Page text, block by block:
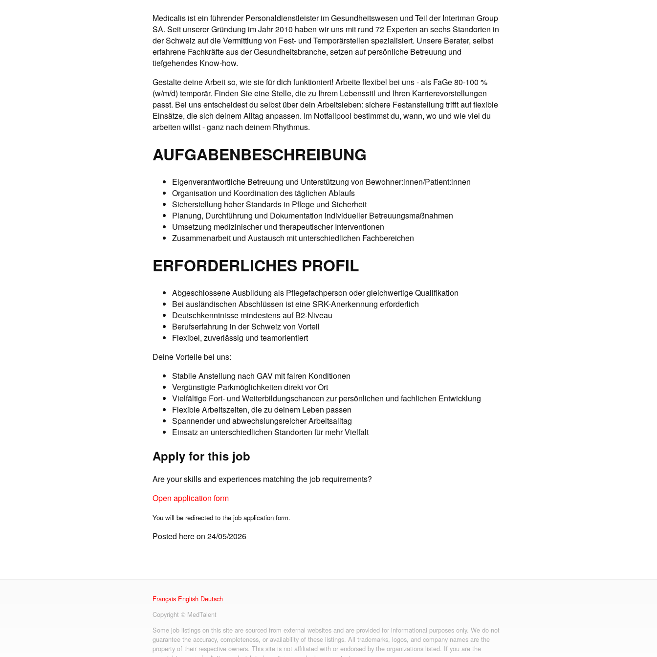
Medicalis ist ein führender Personaldienstleister im Gesundheitswesen und Teil der Interiman Group
SA. Seit unserer Gründung im Jahr 2010 haben wir uns mit rund 72 Experten an sechs Standorten in
der Schweiz auf die Vermittlung von Fest- und Temporärstellen spezialisiert. Unsere Berater, selbst
erfahrene Fachkräfte aus der Gesundheitsbranche, setzen auf persönliche Betreuung und
tiefgehendes Know-how.
Gestalte deine Arbeit so, wie sie für dich funktioniert! Arbeite flexibel bei uns - als FaGe 80-100 %
(w/m/d) temporär. Finden Sie eine Stelle, die zu Ihrem Lebensstil und Ihren Karrierevorstellungen
passt. Bei uns entscheidest du selbst über dein Arbeitsleben: sichere Festanstellung trifft auf flexible
Einsätze, die sich deinem Alltag anpassen. Im Notfallpool bestimmst du, wann, wo und wie viel du
arbeiten willst - ganz nach deinem Rhythmus.
AUFGABENBESCHREIBUNG
Eigenverantwortliche Betreuung und Unterstützung von Bewohner:innen/Patient:innen
Organisation und Koordination des täglichen Ablaufs
Sicherstellung hoher Standards in Pflege und Sicherheit
Planung, Durchführung und Dokumentation individueller Betreuungsmaßnahmen
Umsetzung medizinischer und therapeutischer Interventionen
Zusammenarbeit und Austausch mit unterschiedlichen Fachbereichen
ERFORDERLICHES PROFIL
Abgeschlossene Ausbildung als Pflegefachperson oder gleichwertige Qualifikation
Bei ausländischen Abschlüssen ist eine SRK-Anerkennung erforderlich
Deutschkenntnisse mindestens auf B2-Niveau
Berufserfahrung in der Schweiz von Vorteil
Flexibel, zuverlässig und teamorientiert
Deine Vorteile bei uns:
Stabile Anstellung nach GAV mit fairen Konditionen
Vergünstigte Parkmöglichkeiten direkt vor Ort
Vielfältige Fort- und Weiterbildungschancen zur persönlichen und fachlichen Entwicklung
Flexible Arbeitszeiten, die zu deinem Leben passen
Spannender und abwechslungsreicher Arbeitsalltag
Einsatz an unterschiedlichen Standorten für mehr Vielfalt
Apply for this job
Are your skills and experiences matching the job requirements?
Open application form
You will be redirected to the job application form.
Posted here on 24/05/2026
Français English Deutsch
Copyright © MedTalent
Some job listings on this site are sourced from external websites and are provided for informational purposes only. We do not
guarantee the accuracy, completeness, or availability of these listings. All trademarks, logos, and company names are the
property of their respective owners. This site is not affiliated with or endorsed by the organizations listed. If you are the